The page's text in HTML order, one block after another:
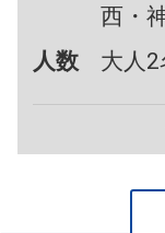
西・
人数
大人2